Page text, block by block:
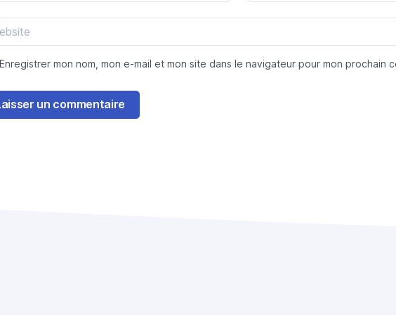
Enregistrer mon nom, mon e-mail et mon site dans le navigateur pour mon prochain